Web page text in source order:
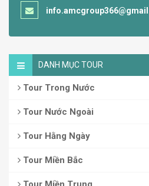
DANH MỤC TOUR
Tour Trong Nước
Tour Nước Ngoài
Tour Hằng Ngày
Tour Miền Bắc